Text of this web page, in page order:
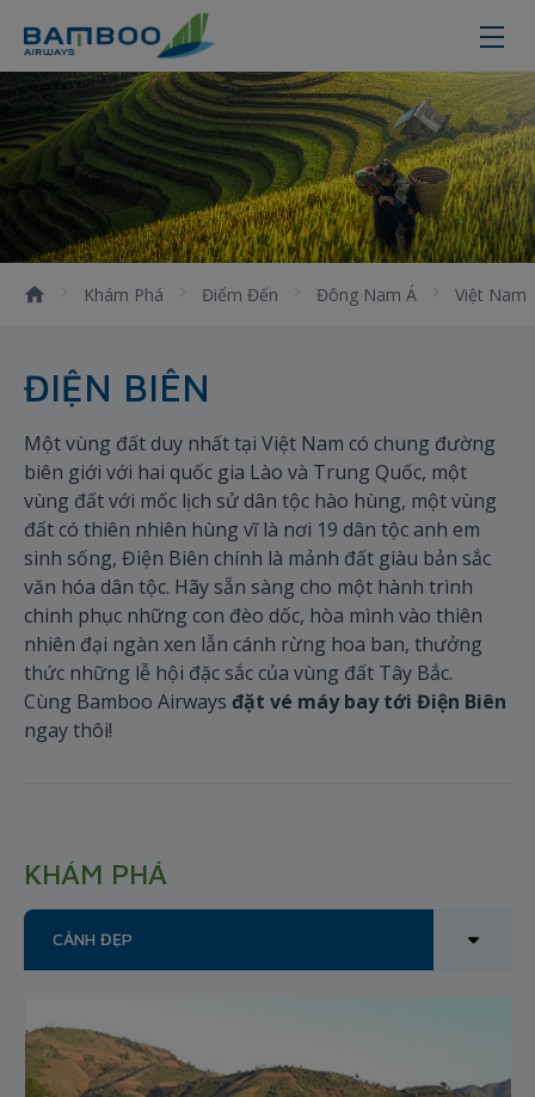
Điện Biên
Khám Phá Điểm Đến Đông Nam Á Việt Nam
ĐIỆN BIÊN
Một vùng đất duy nhất tại Việt Nam có chung đường
biên giới với hai quốc gia Lào và Trung Quốc, một
vùng đất với mốc lịch sử dân tộc hào hùng, một vùng
đất có thiên nhiên hùng vĩ là nơi 19 dân tộc anh em
sinh sống, Điện Biên chính là mảnh đất giàu bản sắc
văn hóa dân tộc. Hãy sẵn sàng cho một hành trình
chinh phục những con đèo dốc, hòa mình vào thiên
nhiên đại ngàn xen lẫn cánh rừng hoa ban, thưởng
thức những lễ hội đặc sắc của vùng đất Tây Bắc.
Cùng Bamboo Airways đặt vé máy bay tới Điện Biên
ngay thôi!
KHÁM PHÁ
CẢNH ĐẸP